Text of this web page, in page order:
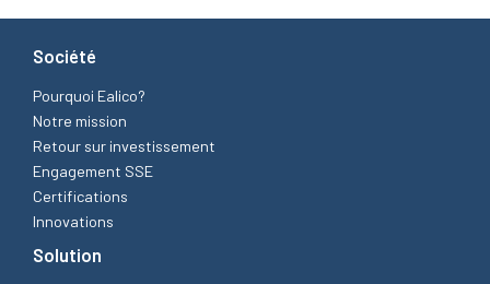
Société
Pourquoi Ealico?
Notre mission
Retour sur investissement
Engagement SSE
Certifications
Innovations
Solution